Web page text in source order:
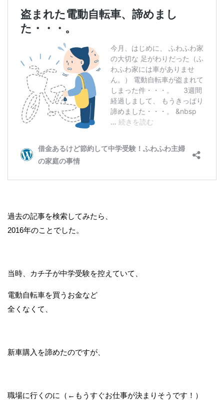
過去の記事を検索してみたら、
2016年のことでした。
当時、カチ子が中学受験を控えていて、
電動自転車を買うお金など
全くなくて、
新車購入を諦めたのですが、
職場に行くのに（←もうすぐお仕事が決まりそうです！）